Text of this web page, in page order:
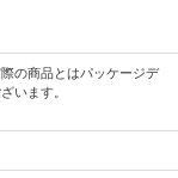
の商品とはパッケージデ
います。